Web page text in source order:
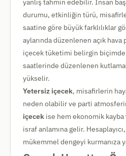
yanlış tahmin edebilir. İnsan
durumu, etkinliğin türü,
saatine göre büyük farklılıklar
aylarında düzenlenen açık
içecek tüketimi belirgin biçimde
saatlerinde düzenlenen
yükselir.
Yetersiz içecek, misafirlerin
neden olabilir ve parti
içecek ise hem ekonomik
israf anlamına gelir.
mükemmel dengeyi kurmanıza